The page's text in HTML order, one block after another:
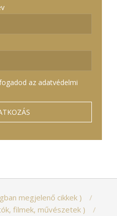
az adatvédelmi
megjelenő cikkek
filmek, művészetek